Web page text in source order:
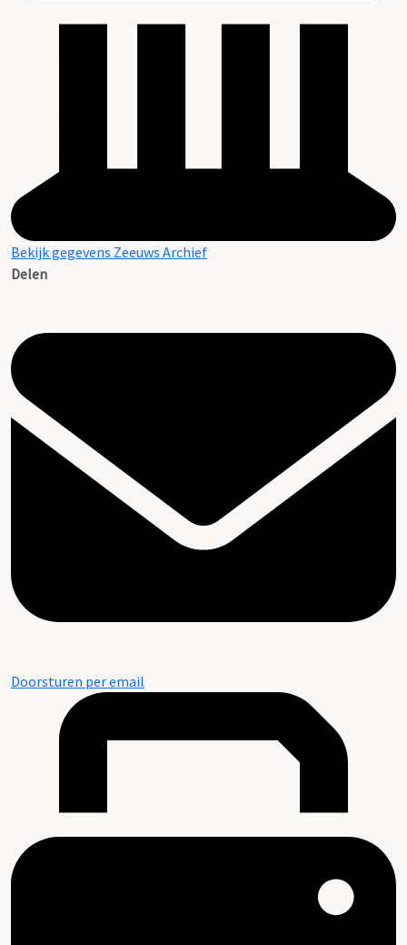
Bekijk gegevens Zeeuws Archief
Delen
Doorsturen per email